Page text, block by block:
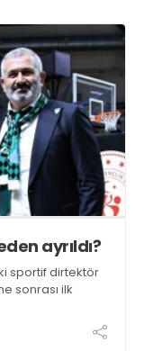
ayrıldı?
sportif dirtektör
sonrası ilk